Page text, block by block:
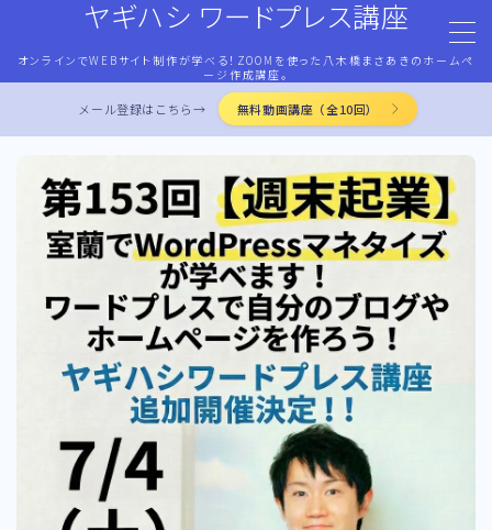
ヤギハシ ワードプレス講座
オンラインでWEBサイト制作が学べる！ZOOMを使った八木橋まさあきのホームペ
ージ作成講座。
MENU
HOME
ワードプレス・マネタイズ
ココナラ・ストアカ出品
LP作成術
お問合せ
メール登録はこちら→ 無料動画講座（全10回）